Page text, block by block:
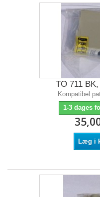
TO 711
Kompatibel
1-3 dages
Læg i